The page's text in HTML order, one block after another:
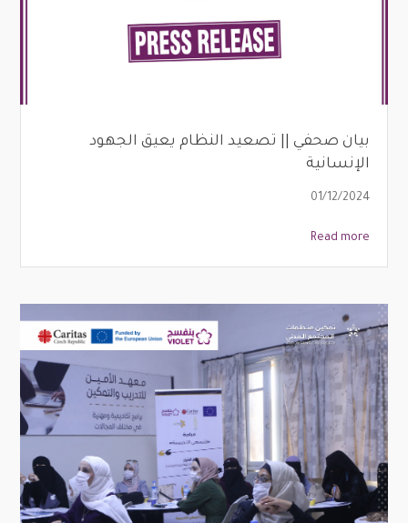
بيان صحفي || تصعيد النظام يعيق الجهود
الإنسانية
01/12/2024
Read more